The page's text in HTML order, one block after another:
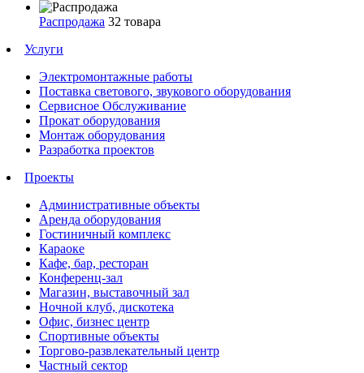
Распродажа 32 товара
Услуги
Электромонтажные работы
Поставка светового, звукового оборудования
Сервисное Обслуживание
Прокат оборудования
Монтаж оборудования
Разработка проектов
Проекты
Административные объекты
Аренда оборудования
Гостиничный комплекс
Караоке
Кафе, бар, ресторан
Конференц-зал
Магазин, выставочный зал
Ночной клуб, дискотека
Офис, бизнес центр
Спортивные объекты
Торгово-развлекательный центр
Частный сектор